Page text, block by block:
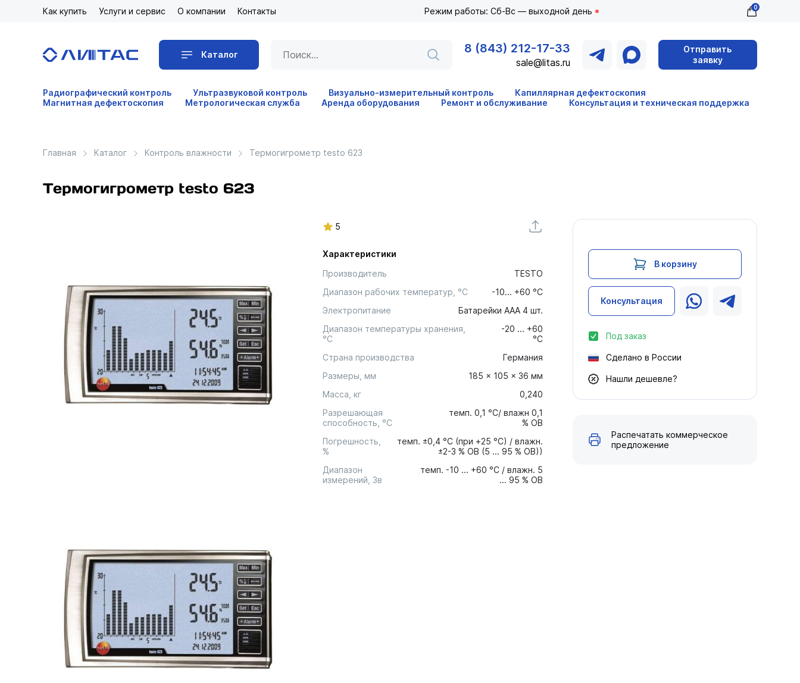
Как купить Услуги и сервис О компании Контакты Режим работы: Сб-Вс — выходной день 0
Каталог 8 (843) 212-17-33
sale@litas.ru
Отправить
заявку
Радиографический контроль Ультразвуковой контроль Визуально-измерительный контроль
Капиллярная дефектоскопия
Магнитная дефектоскопия
Метрологическая служба Аренда оборудования Ремонт и обслуживание Консультация и техническая поддержка
Главная Каталог Контроль влажности Термогигрометр testo 623
Термогигрометр testo 623
5
Характеристики
Производитель
TESTO
Диапазон рабочих температур, °С
-10... +60 °C
Электропитание
Батарейки ААА 4 шт.
Диапазон температуры хранения,
°C
-20 ... +60
°C
Страна производства
Германия
Размеры, мм
185 x 105 x 36 мм
Масса, кг
0,240
Разрешающая
способность, °С
темп. 0,1 °C/ влажн 0,1
% ОВ
Погрешность,
%
темп. ±0,4 °C (при +25 °C) / влажн.
±2-3 % ОВ (5 ... 95 % ОВ))
Диапазон
измерений, Зв
темп. -10 ... +60 °C / влажн. 5
... 95 % ОВ
В корзину
Консультация
Под заказ
Сделано в России
Нашли дешевле?
Распечатать коммерческое
предложение